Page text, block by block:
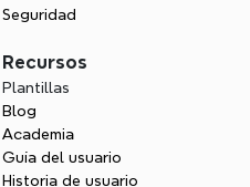
Seguridad
Recursos
Plantillas
Blog
Academia
Guía del usuario
Historia de usuario